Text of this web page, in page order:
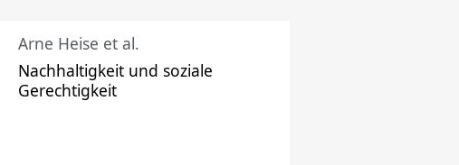
Arne Heise et al.
Nachhaltigkeit und soziale
Gerechtigkeit